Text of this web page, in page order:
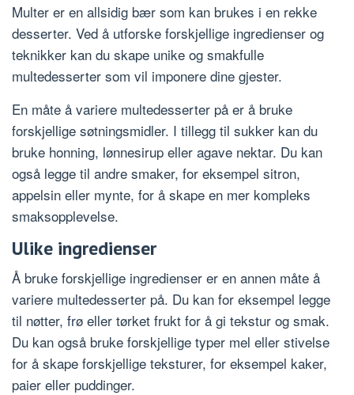
Multer er en allsidig bær som kan brukes i en rekke
desserter. Ved å utforske forskjellige ingredienser og
teknikker kan du skape unike og smakfulle
multedesserter som vil imponere dine gjester.
En måte å variere multedesserter på er å bruke
forskjellige søtningsmidler. I tillegg til sukker kan du
bruke honning, lønnesirup eller agave nektar. Du kan
også legge til andre smaker, for eksempel sitron,
appelsin eller mynte, for å skape en mer kompleks
smaksopplevelse.
Ulike ingredienser
Å bruke forskjellige ingredienser er en annen måte å
variere multedesserter på. Du kan for eksempel legge
til nøtter, frø eller tørket frukt for å gi tekstur og smak.
Du kan også bruke forskjellige typer mel eller stivelse
for å skape forskjellige teksturer, for eksempel kaker,
paier eller puddinger.